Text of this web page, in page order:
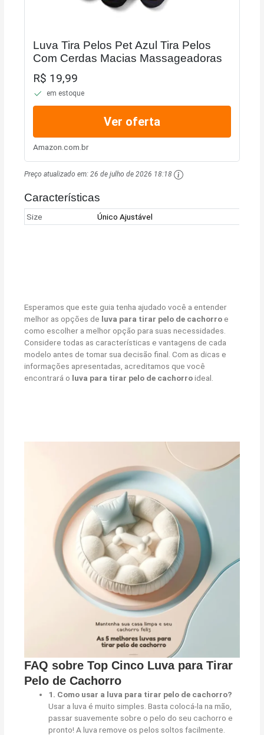
Luva Tira Pelos Pet Azul Tira Pelos
Com Cerdas Macias Massageadoras
R$ 19,99
em estoque
Ver oferta
Amazon.com.br
Preço atualizado em:26 de julho de 2026 18:18
Características
Size Único Ajustável
Esperamos que este guia tenha ajudado você a entender
melhor as opções de luva para tirar pelo de cachorroe
como escolher a melhor opção para suas necessidades.
Considere todas as características e vantagens de cada
modelo antes de tomar sua decisão final. Com as dicas e
informações apresentadas, acreditamos que você
encontrará o luva para tirar pelo de cachorroideal.
FAQ sobre Top Cinco Luva para Tirar
Pelo de Cachorro
1. Como usar a luva para tirar pelo de cachorro?
Usar a luva é muito simples. Basta colocá-la na mão,
passar suavemente sobre o pelo do seu cachorro e
pronto! A luva remove os pelos soltos facilmente.